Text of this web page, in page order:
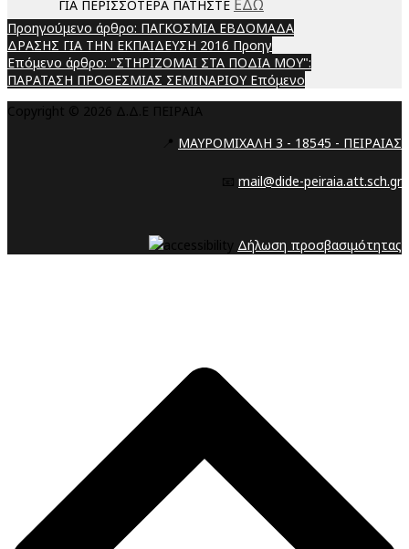
ΓΙΑ ΠΕΡΙΣΣΟΤΕΡΑ ΠΑΤΗΣΤΕ ΕΔΩ
Προηγούμενο άρθρο: ΠΑΓΚΟΣΜΙΑ ΕΒΔΟΜΑΔΑ
ΔΡΑΣΗΣ ΓΙΑ ΤΗΝ ΕΚΠΑΙΔΕΥΣΗ 2016 Προηγ
Επόμενο άρθρο: "ΣΤΗΡΙΖΟΜΑΙ ΣΤΑ ΠΟΔΙΑ ΜΟΥ":
ΠΑΡΑΤΑΣΗ ΠΡΟΘΕΣΜΙΑΣ ΣΕΜΙΝΑΡΙΟΥ Επόμενο
Copyright © 2026 Δ.Δ.Ε ΠΕΙΡΑΙΑ
📍 ΜΑΥΡΟΜΙΧΑΛΗ 3 - 18545 - ΠΕΙΡΑΙΑΣ
📧 mail@dide-peiraia.att.sch.gr
Δήλωση προσβασιμότητας